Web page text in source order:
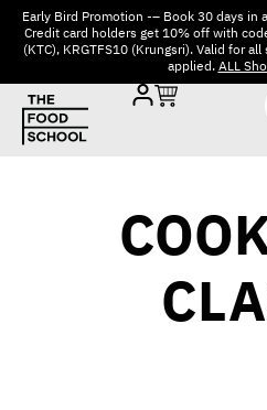
Early Bird Promotion -– Book 30 days in
Credit card holders get 10% off with
(KTC), KRGTFS10 (Krungsri). Valid for
applied.ALL